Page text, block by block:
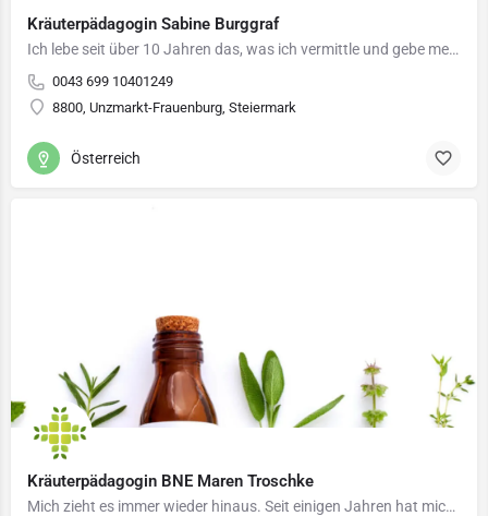
Kräuterpädagogin Sabine Burggraf
Ich lebe seit über 10 Jahren das, was ich vermittle und gebe mein erprobtes Wissen gerne weiter.…
0043 699 10401249
8800, Unzmarkt-Frauenburg, Steiermark
Österreich
Kräuterpädagogin BNE Maren Troschke
Mich zieht es immer wieder hinaus. Seit einigen Jahren hat mich das "Wildkräuterfieber" gepackt. Jedes Jahr…